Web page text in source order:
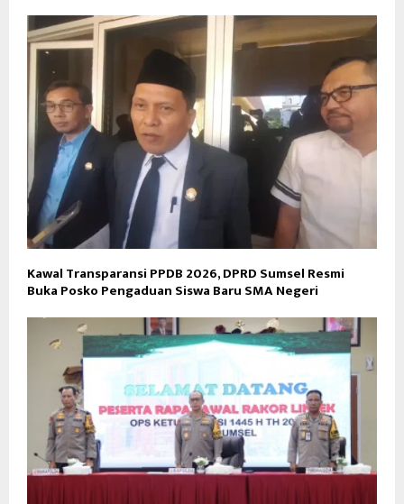
Kawal Transparansi PPDB 2026, DPRD Sumsel Resmi
Buka Posko Pengaduan Siswa Baru SMA Negeri